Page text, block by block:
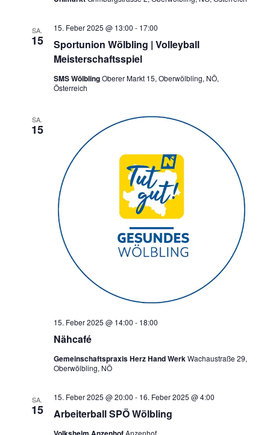
SA.
15
Sportunion Wölbling | Volleyball
Meisterschaftsspiel
15. Feber 2025 @ 13:00 - 17:00
SMS WölblingOberer Markt 15, Oberwölbling, NÖ,
Österreich
SA.
15
Nähcafé
15. Feber 2025 @ 14:00 - 18:00
Gemeinschaftspraxis Herz Hand WerkWachaustraße 29,
Oberwölbling, NÖ
SA.
15 Arbeiterball SPÖ Wölbling
15. Feber 2025 @ 20:00 - 16. Feber 2025 @ 4:00